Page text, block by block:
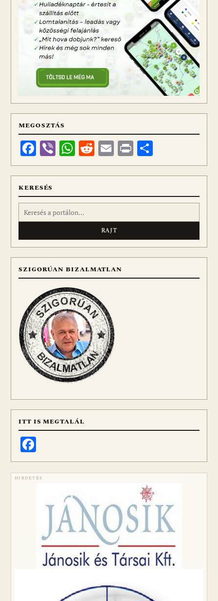
MEGOSZTÁS
Facebook
ViberWhatsApp
Reddit
Email
Print
meg
KERESÉS
Keresés:
SZIGORÚAN BIZALMATLAN
ITT IS MEGTALÁL
HIRDETÉS